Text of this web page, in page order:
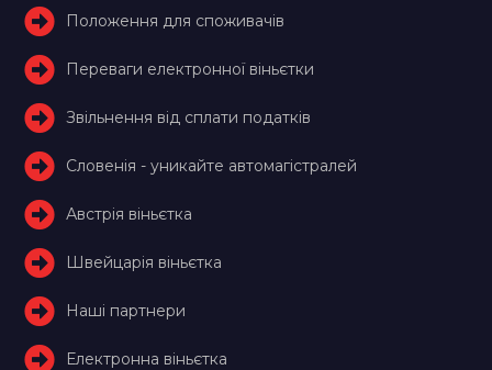
Положення для споживачів
Переваги електронної віньєтки
Звільнення від сплати податків
Словенія - уникайте автомагістралей
Австрія віньєтка
Швейцарія віньєтка
Наші партнери
Електронна віньєтка